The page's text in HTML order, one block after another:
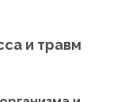
и травм